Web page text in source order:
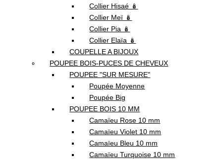
Collier Hisaé 🪆
Collier Meï 🪆
Collier Pia 🪆
Collier Elaïa 🪆
COUPELLE A BIJOUX
POUPEE BOIS-PUCES DE CHEVEUX
POUPEE "SUR MESURE"
Poupée Moyenne
Poupée Big
POUPEE BOIS 10 MM
Camaïeu Rose 10 mm
Camaïeu Violet 10 mm
Camaïeu Bleu 10 mm
Camaïeu Turquoise 10 mm